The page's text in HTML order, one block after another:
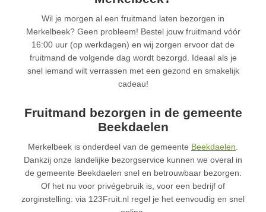
Wil je morgen al een fruitmand laten bezorgen in
Merkelbeek? Geen probleem! Bestel jouw fruitmand vóór
16:00 uur (op werkdagen) en wij zorgen ervoor dat de
fruitmand de volgende dag wordt bezorgd. Ideaal als je
snel iemand wilt verrassen met een gezond en smakelijk
cadeau!
Fruitmand bezorgen in de gemeente
Beekdaelen
Merkelbeek is onderdeel van de gemeente Beekdaelen.
Dankzij onze landelijke bezorgservice kunnen we overal in
de gemeente Beekdaelen snel en betrouwbaar bezorgen.
Of het nu voor privégebruik is, voor een bedrijf of
zorginstelling: via 123Fruit.nl regel je het eenvoudig en snel